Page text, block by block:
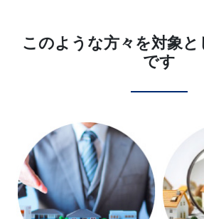
このような方々を対象
です